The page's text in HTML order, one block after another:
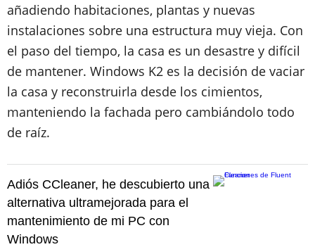
añadiendo habitaciones, plantas y nuevas
instalaciones sobre una estructura muy vieja. Con
el paso del tiempo, la casa es un desastre y difícil
de mantener. Windows K2 es la decisión de vaciar
la casa y reconstruirla desde los cimientos,
manteniendo la fachada pero cambiándolo todo
de raíz.
Adiós CCleaner, he descubierto una
alternativa ultramejorada para el
mantenimiento de mi PC con
Windows